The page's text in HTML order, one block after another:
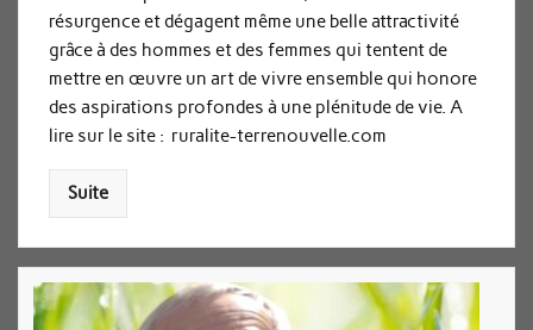
résurgence et dégagent même une belle attractivité
grâce à des hommes et des femmes qui tentent de
mettre en œuvre un art de vivre ensemble qui honore
des aspirations profondes à une plénitude de vie. A
lire sur le site : ruralite-terrenouvelle.com
Suite